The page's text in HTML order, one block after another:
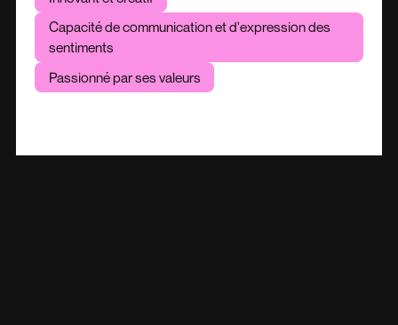
Capacité de communication et d'expression des
sentiments
Passionné par ses valeurs